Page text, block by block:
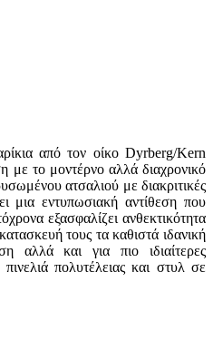
από τον οίκο Dyrberg/Kern
με το μοντέρνο αλλά διαχρονικό
ατσαλιού με διακριτικές
μια εντυπωσιακή αντίθεση που
εξασφαλίζει ανθεκτικότητα
τους τα καθιστά ιδανική
αλλά και για πιο ιδιαίτερες
πολυτέλειας και στυλ σε